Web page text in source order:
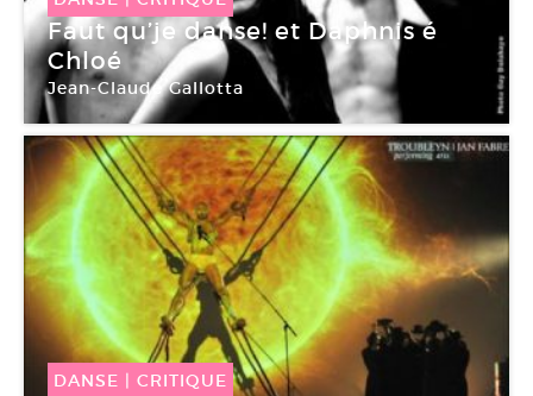
Faut qu’je danse! et Daphnis é
Chloé
Jean-Claude Gallotta
Théâtre des Abbesses
DANSE | CRITIQUE